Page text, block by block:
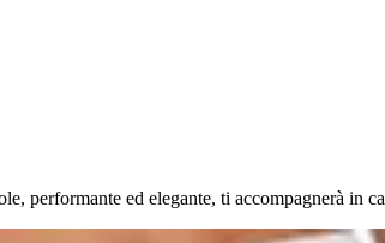
performante ed elegante, ti accompagnerà in